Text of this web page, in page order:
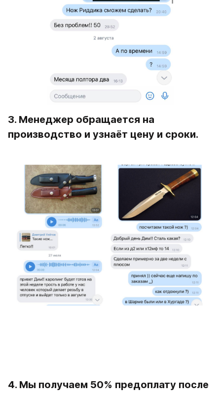
3. Менеджер обращается на
производство и узнаёт цену и сроки.
4. Мы получаем 50% предоплату после